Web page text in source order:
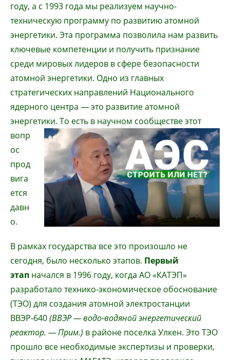
году, а с 1993 года мы реализуем научно-
техническую программу по развитию атомной
энергетики. Эта программа позволила нам развить
ключевые компетенции и получить признание
среди мировых лидеров в сфере безопасности
атомной энергетики. Одно из главных
стратегических направлений Национального
ядерного центра — это развитие атомной
энергетики. То есть в научном сообществе этот
вопр
ос
прод
вига
ется
давн
о.
В рамках государства все это произошло не
сегодня, было несколько этапов. Первый
этап начался в 1996 году, когда АО «КАТЭП»
разработало технико-экономическое обоснование
(ТЭО) для создания атомной электростанции
ВВЭР-640(ВВЭР — водо-водяной энергетический
реактор. — Прим.) в районе поселка Улкен. Это ТЭО
прошло все необходимые экспертизы и проверки,